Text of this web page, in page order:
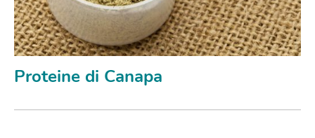
Proteine di Canapa